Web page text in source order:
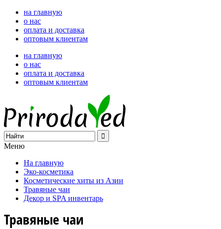
на главную
о нас
оплата и доставка
оптовым клиентам
на главную
о нас
оплата и доставка
оптовым клиентам
Меню
На главную
Эко-косметика
Косметические хиты из Азии
Травяные чаи
Декор и SPA инвентарь
Травяные чаи